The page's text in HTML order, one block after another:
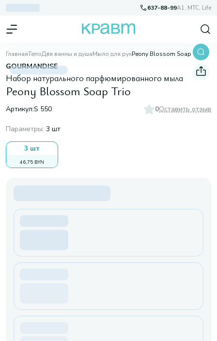
637-88-99A1, МТС, Life
ГлавнаяТелоДля ванны и душаМыло для рукPeony Blossom Soap Trio
GOURMANDISE
Набор натурального парфюмированного мыла
Peony Blossom Soap Trio
Артикул:S 550 0Оставить отзыв
Параметры: 3 шт
3 шт
46,75 BYN